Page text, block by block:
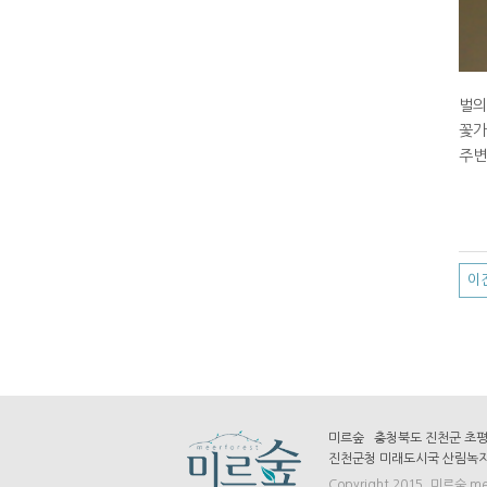
벌
꽃
주
이
미르숲 충청북도 진천군
진천군청 미래도시국 산림